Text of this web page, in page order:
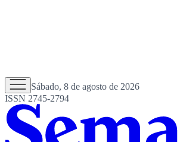
Sábado, 8 de agosto de 2026
ISSN 2745-2794